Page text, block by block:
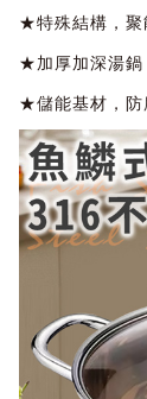
★特殊結構，聚
★加厚加深湯鍋
★儲能基材，防